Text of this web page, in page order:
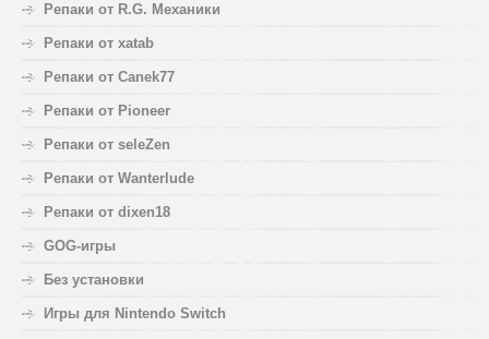
Репаки от R.G. Механики
Репаки от xatab
Репаки от Canek77
Репаки от Pioneer
Репаки от seleZen
Репаки от Wanterlude
Репаки от dixen18
GOG-игры
Без установки
Игры для Nintendo Switch